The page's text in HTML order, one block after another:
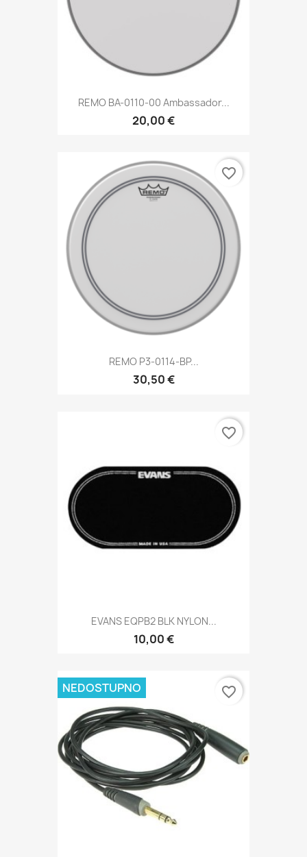
REMO BA-0110-00 Ambassador...
20,00 €
REMO P3-0114-BP...
30,50 €
favorite_border
EVANS EQPB2 BLK NYLON...
10,00 €
favorite_border
NEDOSTUPNO favorite_border